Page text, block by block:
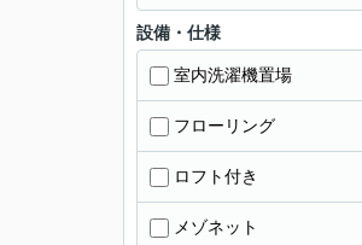
設備・仕様
室内洗濯機置場
フローリング
ロフト付き
メゾネット